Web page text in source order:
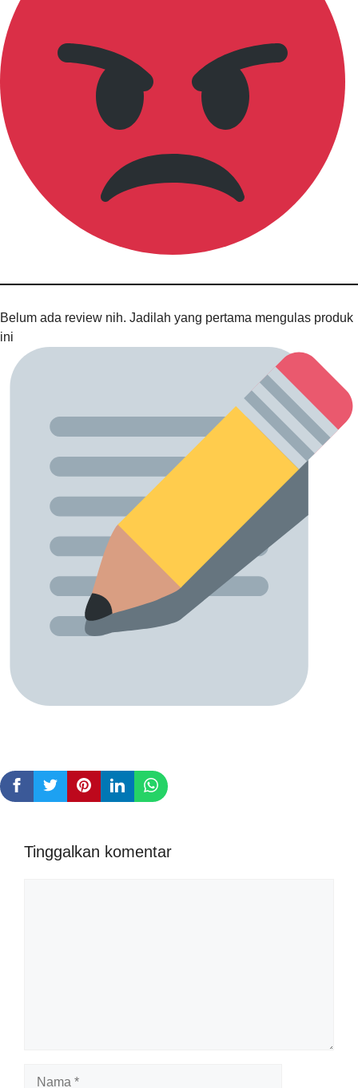
Belum ada review nih. Jadilah yang pertama mengulas produk
ini
Tinggalkan komentar